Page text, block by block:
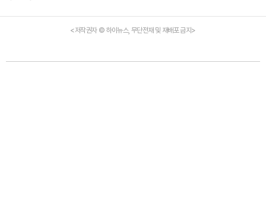
<저작권자 © 하이뉴스, 무단전재 및 재배포 금지>